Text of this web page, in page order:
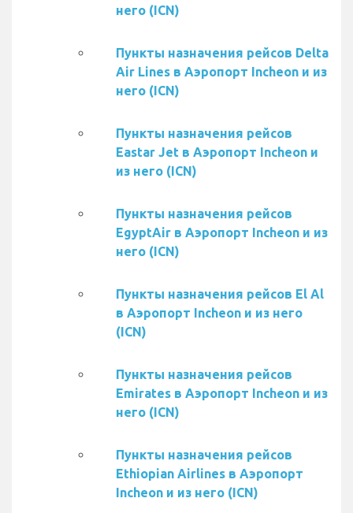
него (ICN)
Пункты назначения рейсов Delta
Air Lines в Аэропорт Incheon и из
него (ICN)
Пункты назначения рейсов
Eastar Jet в Аэропорт Incheon и
из него (ICN)
Пункты назначения рейсов
EgyptAir в Аэропорт Incheon и из
него (ICN)
Пункты назначения рейсов El Al
в Аэропорт Incheon и из него
(ICN)
Пункты назначения рейсов
Emirates в Аэропорт Incheon и из
него (ICN)
Пункты назначения рейсов
Ethiopian Airlines в Аэропорт
Incheon и из него (ICN)